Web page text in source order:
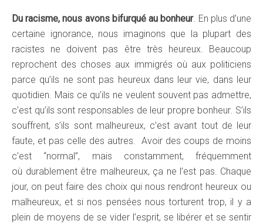
Du racisme, nous avons bifurqué au bonheur. En plus d’une
certaine ignorance, nous imaginons que la plupart des
racistes ne doivent pas être très heureux. Beaucoup
reprochent des choses aux immigrés où aux politiciens
parce qu’ils ne sont pas heureux dans leur vie, dans leur
quotidien. Mais ce qu’ils ne veulent souvent pas admettre,
c’est qu’ils sont responsables de leur propre bonheur. S’ils
souffrent, s’ils sont malheureux, c’est avant tout de leur
faute, et pas celle des autres. Avoir des coups de moins
c’est “normal”, mais constamment, fréquemment
où durablement être malheureux, ça ne l’est pas. Chaque
jour, on peut faire des choix qui nous rendront heureux ou
malheureux, et si nos pensées nous torturent trop, il y a
plein de moyens de se vider l’esprit, se libérer et se sentir